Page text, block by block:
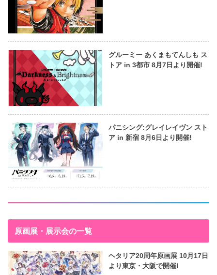
グルーミー あくまもてんしも ス
トア in 3都市 8月7日より開催!
パニシング:グレイレイヴン スト
ア in 新宿 8月6日より開催!
原画展・展示会の一覧
ヘタリア20周年原画展 10月17日
より東京・大阪で開催!